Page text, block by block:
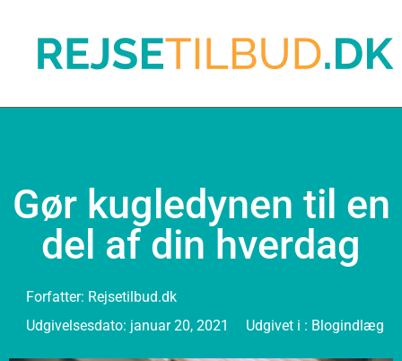
Gør kugledynen til en
del af din hverdag
Forfatter: Rejsetilbud.dk
Udgivelsesdato: januar 20, 2021 Udgivet i : Blogindlæg